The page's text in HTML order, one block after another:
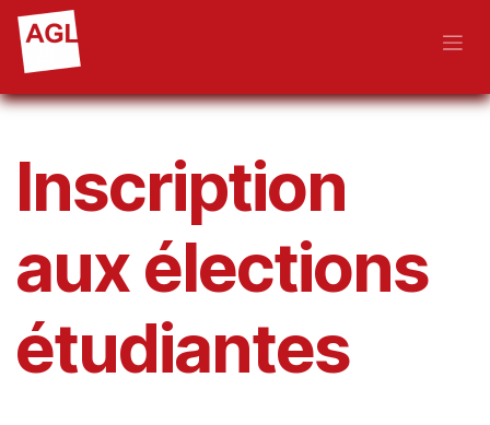
Se rendre au contenu
Inscription
aux élections
étudiantes